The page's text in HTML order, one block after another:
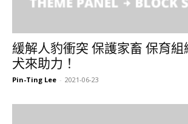
緩解人豹衝突 保護家畜 保育組
犬來助力！
Pin-Ting Lee - 2021-06-23